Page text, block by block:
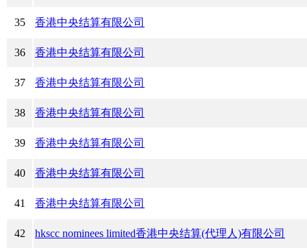
35 香港中央结算有限公司
36 香港中央结算有限公司
37 香港中央结算有限公司
38 香港中央结算有限公司
39 香港中央结算有限公司
40 香港中央结算有限公司
41 香港中央结算有限公司
42 hkscc nominees limited香港中央结算(代理人)有限公司